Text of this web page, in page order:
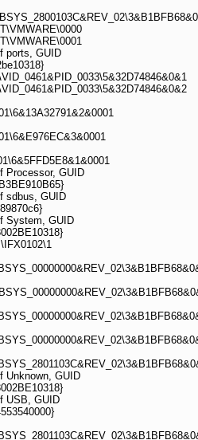
ports, GUID
Processor, GUID
sdbus, GUID
System, GUID
Unknown, GUID
USB, GUID